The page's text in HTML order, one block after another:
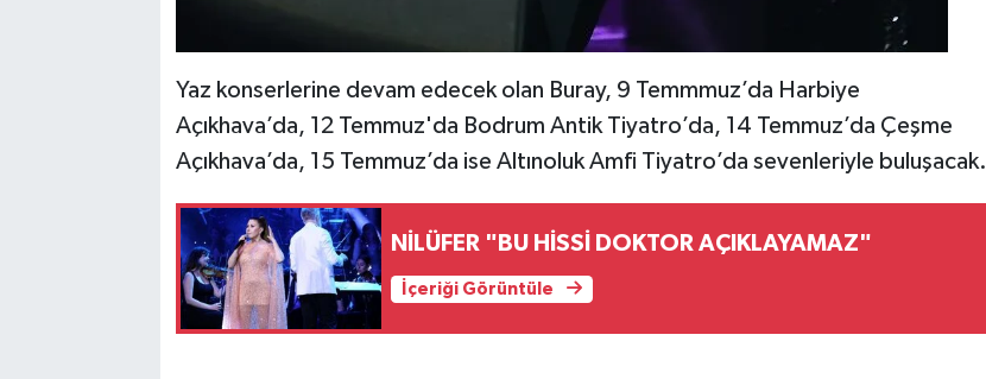
Yaz konserlerine devam edecek olan Buray, 9 Temmmuz’da Harbiye
Açıkhava’da, 12 Temmuz'da Bodrum Antik Tiyatro’da, 14 Temmuz’da Çeşme
Açıkhava’da, 15 Temmuz’da ise Altınoluk Amfi Tiyatro’da sevenleriyle buluşacak.
NİLÜFER "BU HİSSİ DOKTOR AÇIKLAYAMAZ"
İçeriği Görüntüle